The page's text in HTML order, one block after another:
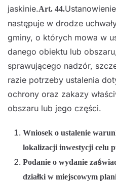
jaskinie.Art. 44.
następuje w drodze
gminy, o których mowa w
danego obiektu lub
sprawującego nadzór,
razie potrzeby ustalenia
ochrony oraz zakazy
obszaru lub jego części.
Wniosek o ustalenie
lokalizacji inwestycji celu
Podanie o wydanie
działki w miejscowym